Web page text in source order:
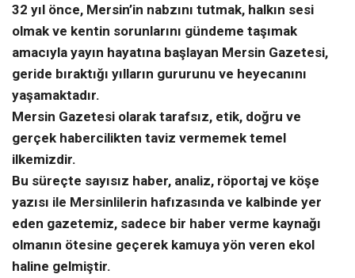
32 yıl önce, Mersin’in nabzını tutmak, halkın sesi
olmak ve kentin sorunlarını gündeme taşımak
amacıyla yayın hayatına başlayan Mersin Gazetesi,
geride bıraktığı yılların gururunu ve heyecanını
yaşamaktadır.
Mersin Gazetesi olarak tarafsız, etik, doğru ve
gerçek habercilikten taviz vermemek temel
ilkemizdir.
Bu süreçte sayısız haber, analiz, röportaj ve köşe
yazısı ile Mersinlilerin hafızasında ve kalbinde yer
eden gazetemiz, sadece bir haber verme kaynağı
olmanın ötesine geçerek kamuya yön veren ekol
haline gelmiştir.